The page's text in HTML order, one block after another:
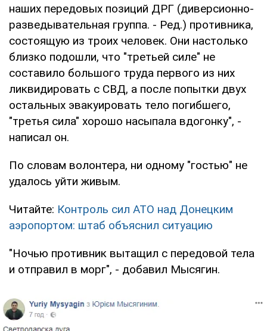
наших передовых позиций ДРГ (диверсионно-
разведывательная группа. - Ред.) противника,
состоящую из троих человек. Они настолько
близко подошли, что "третьей силе" не
составило большого труда первого из них
ликвидировать с СВД, а после попытки двух
остальных эвакуировать тело погибшего,
"третья сила" хорошо насыпала вдогонку", -
написал он.
По словам волонтера, ни одному "гостью" не
удалось уйти живым.
Читайте: Контроль сил АТО над Донецким
аэропортом: штаб объяснил ситуацию
"Ночью противник вытащил с передовой тела
и отправил в морг", - добавил Мысягин.